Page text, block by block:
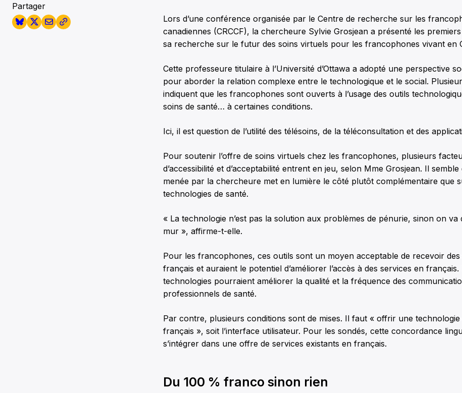
Partager
Lors d’une conférence organisée par le Centre de recherche sur les
canadiennes (CRCCF), la chercheure Sylvie Grosjean a présenté les
sa recherche sur le futur des soins virtuels pour les francophones vivant en
Cette professeure titulaire à l’Université d’Ottawa a adopté une perspective
pour aborder la relation complexe entre le technologique et le social.
indiquent que les francophones sont ouverts à l’usage des outils
soins de santé… à certaines conditions.
Ici, il est question de l’utilité des télésoins, de la téléconsultation et des
Pour soutenir l’offre de soins virtuels chez les francophones, plusieurs
d’accessibilité et d’acceptabilité entrent en jeu, selon Mme Grosjean. Il semble
menée par la chercheure met en lumière le côté plutôt complémentaire que
technologies de santé.
« La technologie n’est pas la solution aux problèmes de pénurie, sinon on va
mur », affirme-t-elle.
Pour les francophones, ces outils sont un moyen acceptable de recevoir des
français et auraient le potentiel d’améliorer l’accès à des services en
technologies pourraient améliorer la qualité et la fréquence des
professionnels de santé.
Par contre, plusieurs conditions sont de mises. Il faut « offrir une technologie
français », soit l’interface utilisateur. Pour les sondés, cette concordance
s’intégrer dans une offre de services existants en français.
Du 100 % franco sinon rien